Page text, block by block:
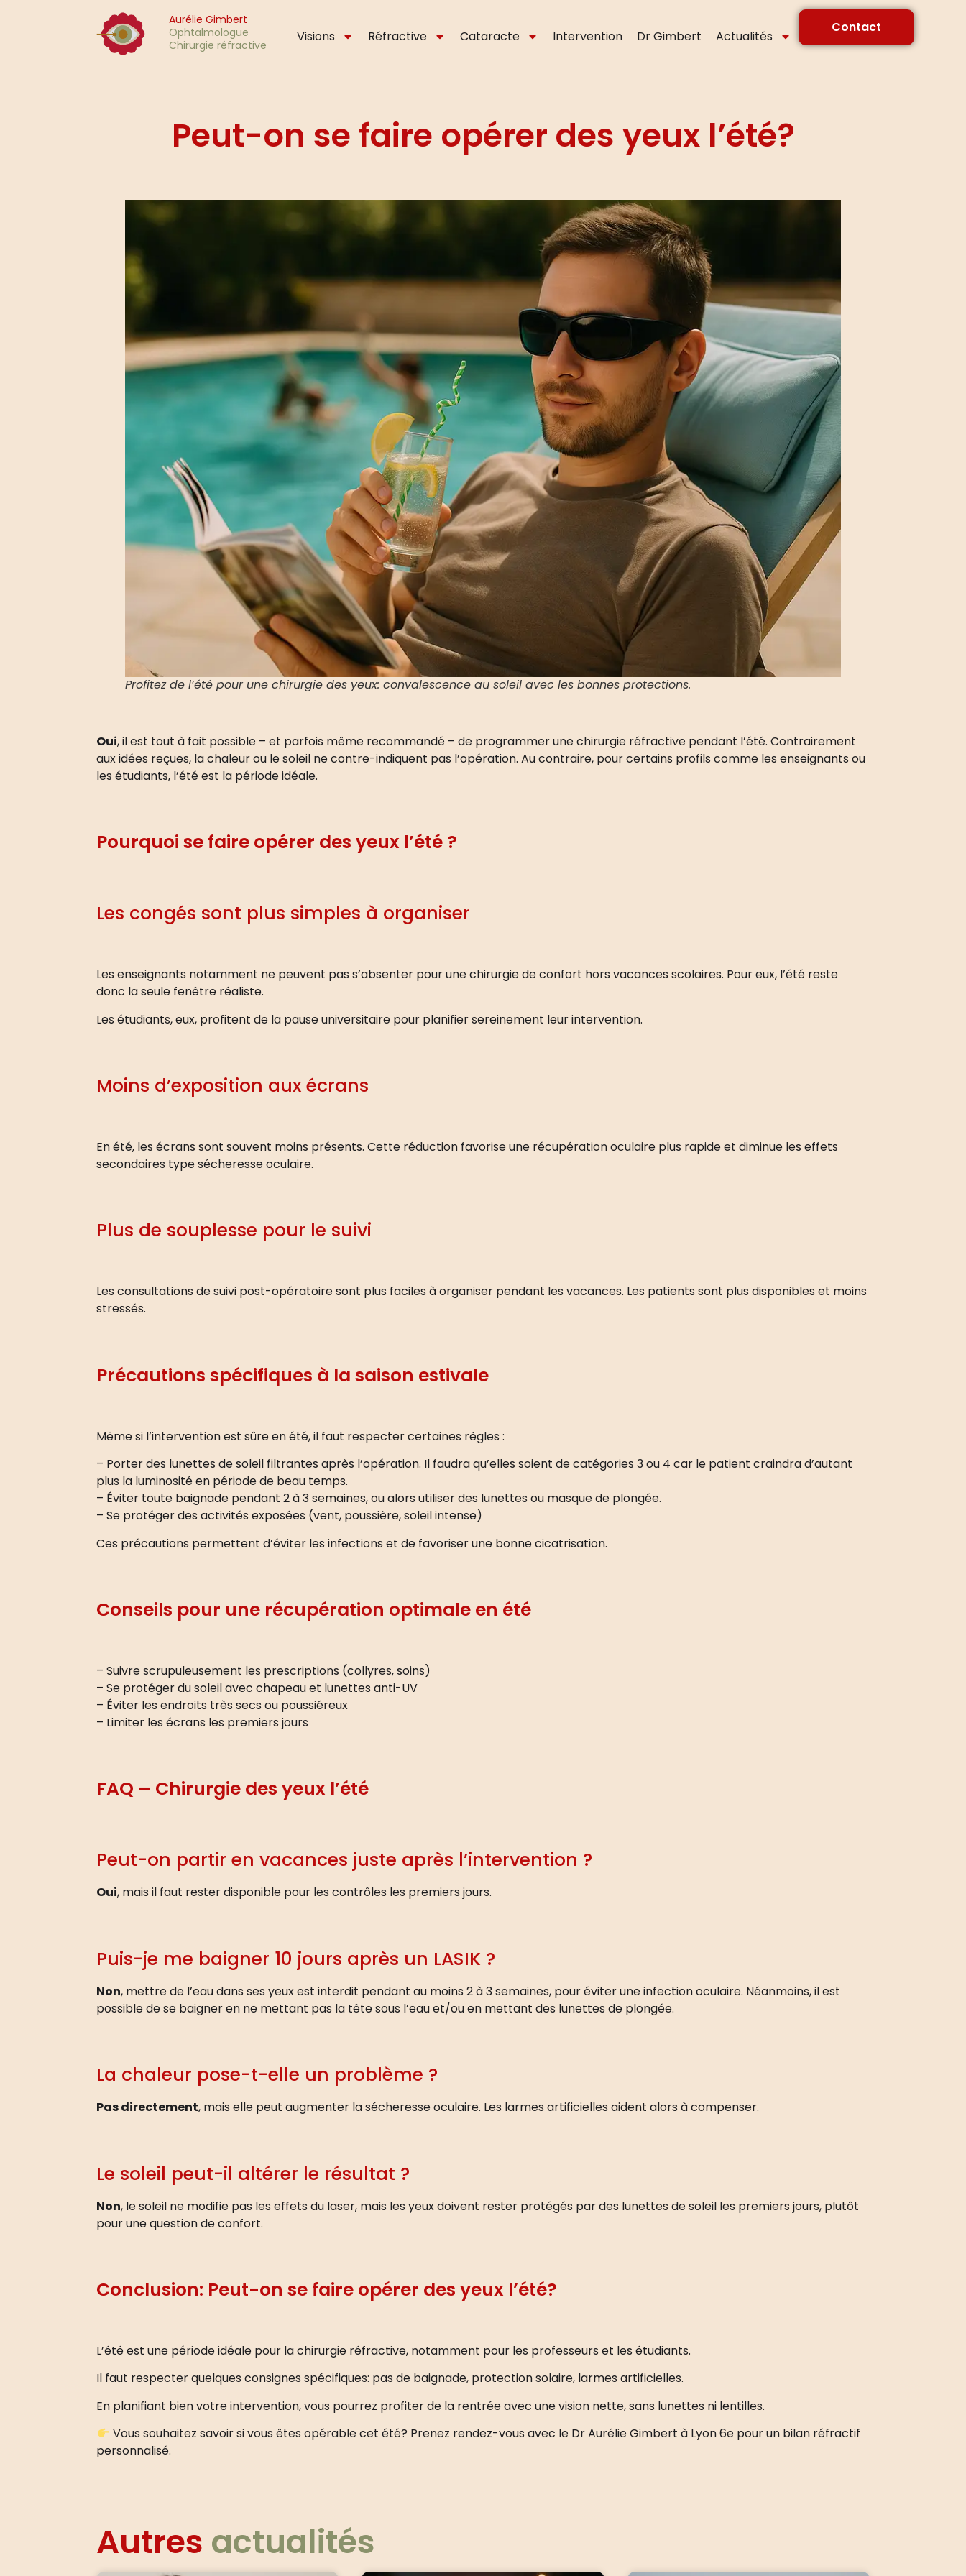
Aurélie Gimbert
Ophtalmologue
Chirurgie réfractive
Visions Réfractive Cataracte Intervention Dr Gimbert Actualités
Contact
Peut-on se faire opérer des yeux l’été?
Profitez de l’été pour une chirurgie des yeux: convalescence au soleil avec les bonnes protections.
Oui, il est tout à fait possible – et parfois même recommandé – de programmer une chirurgie réfractive pendant l’été. Contrairement
aux idées reçues, la chaleur ou le soleil ne contre-indiquent pas l’opération. Au contraire, pour certains profils comme les enseignants ou
les étudiants, l’été est la période idéale.
Pourquoi se faire opérer des yeux l’été ?
Les congés sont plus simples à organiser
Les enseignants notamment ne peuvent pas s’absenter pour une chirurgie de confort hors vacances scolaires. Pour eux, l’été reste
donc la seule fenêtre réaliste.
Les étudiants, eux, profitent de la pause universitaire pour planifier sereinement leur intervention.
Moins d’exposition aux écrans
En été, les écrans sont souvent moins présents. Cette réduction favorise une récupération oculaire plus rapide et diminue les effets
secondaires type sécheresse oculaire.
Plus de souplesse pour le suivi
Les consultations de suivi post-opératoire sont plus faciles à organiser pendant les vacances. Les patients sont plus disponibles et moins
stressés.
Précautions spécifiques à la saison estivale
Même si l’intervention est sûre en été, il faut respecter certaines règles :
– Porter des lunettes de soleil filtrantes après l’opération. Il faudra qu’elles soient de catégories 3 ou 4 car le patient craindra d’autant
plus la luminosité en période de beau temps.
– Éviter toute baignade pendant 2 à 3 semaines, ou alors utiliser des lunettes ou masque de plongée.
– Se protéger des activités exposées (vent, poussière, soleil intense)
Ces précautions permettent d’éviter les infections et de favoriser une bonne cicatrisation.
Conseils pour une récupération optimale en été
– Suivre scrupuleusement les prescriptions (collyres, soins)
– Se protéger du soleil avec chapeau et lunettes anti-UV
– Éviter les endroits très secs ou poussiéreux
– Limiter les écrans les premiers jours
FAQ – Chirurgie des yeux l’été
Peut-on partir en vacances juste après l’intervention ?
Oui, mais il faut rester disponible pour les contrôles les premiers jours.
Puis-je me baigner 10 jours après un LASIK ?
Non, mettre de l’eau dans ses yeux est interdit pendant au moins 2 à 3 semaines, pour éviter une infection oculaire. Néanmoins, il est
possible de se baigner en ne mettant pas la tête sous l’eau et/ou en mettant des lunettes de plongée.
La chaleur pose-t-elle un problème ?
Pas directement, mais elle peut augmenter la sécheresse oculaire. Les larmes artificielles aident alors à compenser.
Le soleil peut-il altérer le résultat ?
Non, le soleil ne modifie pas les effets du laser, mais les yeux doivent rester protégés par des lunettes de soleil les premiers jours, plutôt
pour une question de confort.
Conclusion: Peut-on se faire opérer des yeux l’été?
L’été est une période idéale pour la chirurgie réfractive, notamment pour les professeurs et les étudiants.
Il faut respecter quelques consignes spécifiques: pas de baignade, protection solaire, larmes artificielles.
En planifiant bien votre intervention, vous pourrez profiter de la rentrée avec une vision nette, sans lunettes ni lentilles.
Vous souhaitez savoir si vous êtes opérable cet été? Prenez rendez-vous avec le Dr Aurélie Gimbert à Lyon 6e pour un bilan réfractif
personnalisé.
Autres actualités